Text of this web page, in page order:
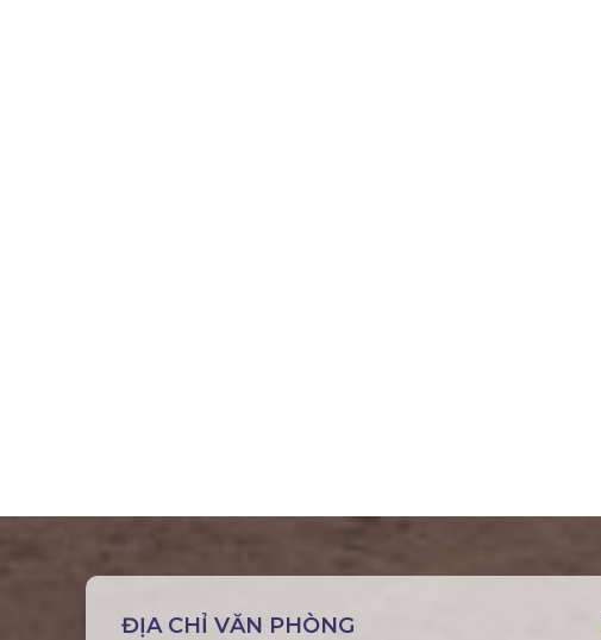
ĐỊA CHỈ VĂN PHÒNG